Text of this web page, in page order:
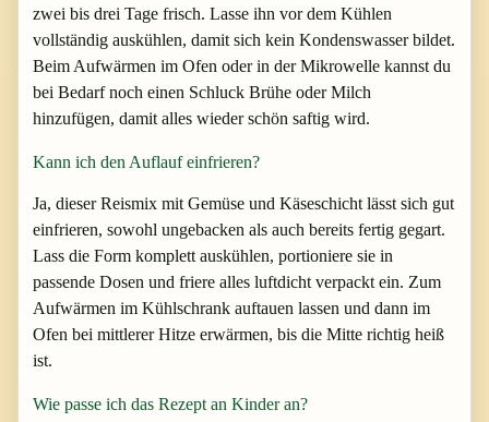
zwei bis drei Tage frisch. Lasse ihn vor dem Kühlen
vollständig auskühlen, damit sich kein Kondenswasser bildet.
Beim Aufwärmen im Ofen oder in der Mikrowelle kannst du
bei Bedarf noch einen Schluck Brühe oder Milch
hinzufügen, damit alles wieder schön saftig wird.
Kann ich den Auflauf einfrieren?
Ja, dieser Reismix mit Gemüse und Käseschicht lässt sich gut
einfrieren, sowohl ungebacken als auch bereits fertig gegart.
Lass die Form komplett auskühlen, portioniere sie in
passende Dosen und friere alles luftdicht verpackt ein. Zum
Aufwärmen im Kühlschrank auftauen lassen und dann im
Ofen bei mittlerer Hitze erwärmen, bis die Mitte richtig heiß
ist.
Wie passe ich das Rezept an Kinder an?